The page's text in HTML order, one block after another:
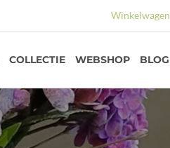
Winkelwagen
COLLECTIE WEBSHOP BLOG